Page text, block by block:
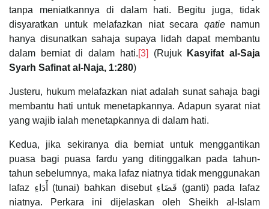
tanpa meniatkannya di dalam hati. Begitu juga, tidak
disyaratkan untuk melafazkan niat secara qatienamun
hanya disunatkan sahaja supaya lidah dapat membantu
dalam berniat di dalam hati.[3] (Rujuk
Kasyifat al-Saja
Syarh Safinat al-Naja, 1:280)
Justeru, hukum melafazkan niat adalah sunat sahaja bagi
membantu hati untuk menetapkannya. Adapun syarat niat
yang wajib ialah menetapkannya di dalam hati.
Kedua, jika sekiranya dia berniat untuk menggantikan
puasa bagi puasa fardu yang ditinggalkan pada tahun-
tahun sebelumnya, maka lafaz niatnya tidak menggunakan
lafaz أَدَاءِ (tunai) bahkan disebut قَضَاءِ (ganti) pada lafaz
niatnya. Perkara ini dijelaskan oleh Sheikh al-Islam